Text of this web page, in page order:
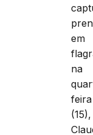
em
na
feira
(15),